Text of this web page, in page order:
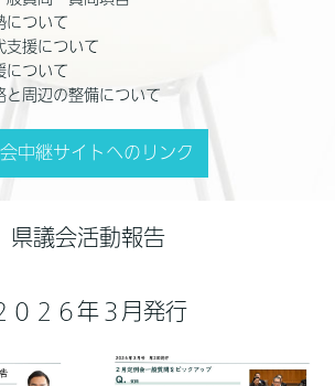
ついて
援について
ついて
周辺の整備について
中継サイトへのリンク
県議会活動報告
０２６年３月発行